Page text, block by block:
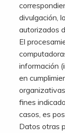
divulgación,
autorizados
El
información
en
fines
casos, es
Datos otras